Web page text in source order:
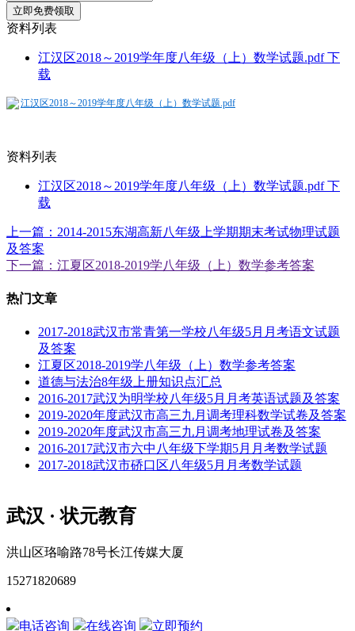
资料列表
江汉区2018～2019学年度八年级（上）数学试题.pdf下
载
江汉区2018～2019学年度八年级（上）数学试题.pdf
资料列表
江汉区2018～2019学年度八年级（上）数学试题.pdf下
载
上一篇：2014-2015东湖高新八年级上学期期末考试物理试题
及答案
下一篇：江夏区2018-2019学八年级（上）数学参考答案
热门文章
2017-2018武汉市常青第一学校八年级5月月考语文试题
及答案
江夏区2018-2019学八年级（上）数学参考答案
道德与法治8年级上册知识点汇总
2016-2017武汉为明学校八年级5月月考英语试题及答案
2019-2020年度武汉市高三九月调考理科数学试卷及答案
2019-2020年度武汉市高三九月调考地理试卷及答案
2016-2017武汉市六中八年级下学期5月月考数学试题
2017-2018武汉市硚口区八年级5月月考数学试题
武汉 · 状元教育
洪山区珞喻路78号长江传媒大厦
15271820689
电话咨询
在线咨询 立即预约